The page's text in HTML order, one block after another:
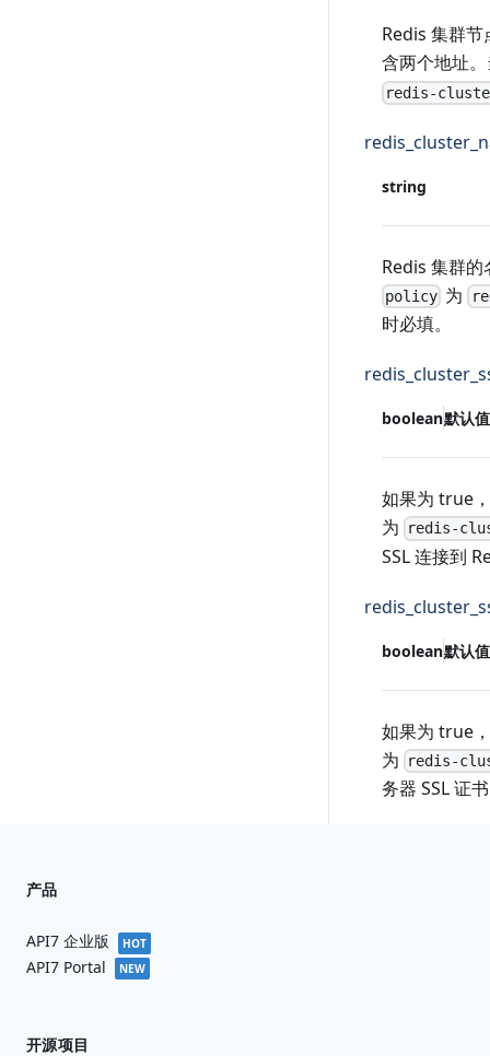
Redis 集群
含两个地址
redis-
string
Redis 集群的
policy 为
时必填。
boolean默认
如果为 true
为
redis-
SSL 连接到
boolean默认
如果为 true
为
redis-
务器 SSL 证
产品
API7 企业版 HOT
API7 Portal NEW
开源项目